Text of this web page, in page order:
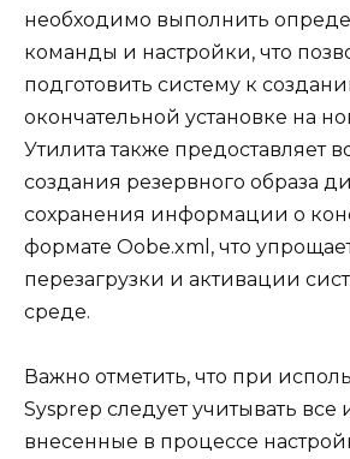
необходимо выполнить
команды и настройки, что
подготовить систему к
окончательной установке на
Утилита также предоставляет
создания резервного образа
сохранения информации о
формате Oobe.xml, что
перезагрузки и активации
среде.
Важно отметить, что при
Sysprep следует учитывать
внесенные в процессе